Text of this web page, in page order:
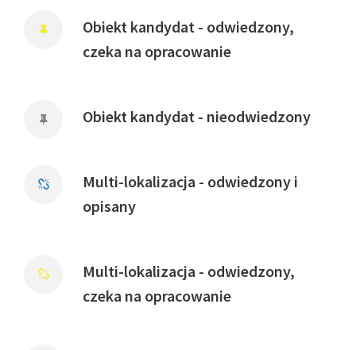
Obiekt kandydat - odwiedzony,
czeka na opracowanie
Obiekt kandydat - nieodwiedzony
Multi-lokalizacja - odwiedzony i
opisany
Multi-lokalizacja - odwiedzony,
czeka na opracowanie